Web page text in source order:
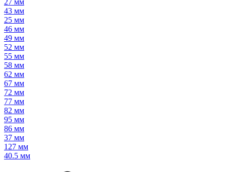
27 мм
43 мм
25 мм
46 мм
49 мм
52 мм
55 мм
58 мм
62 мм
67 мм
72 мм
77 мм
82 мм
95 мм
86 мм
37 мм
127 мм
40.5 мм